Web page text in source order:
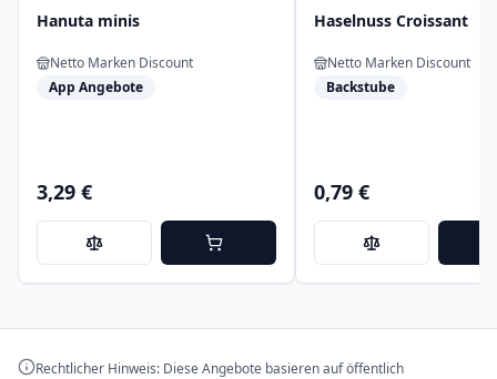
Hanuta minis
Netto Marken Discount
App Angebote
3,29 €
Haselnuss Croissant
Netto Marken Discount
Backstube
0,79 €
Rechtlicher Hinweis: Diese Angebote basieren auf öffentlich